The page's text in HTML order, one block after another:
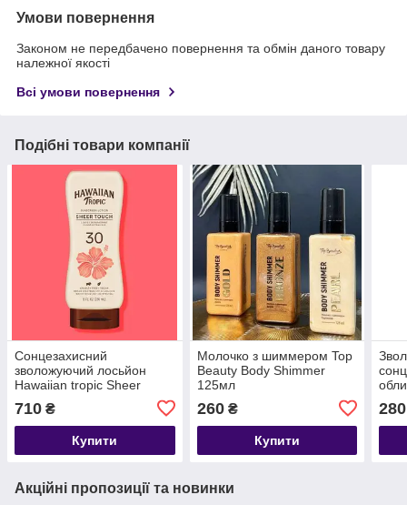
Умови повернення
Законом не передбачено повернення та обмін даного товару
належної якості
Всі умови повернення
Подібні товари компанії
Сонцезахисний
зволожуючий лосьйон
Hawaiian tropic Sheer
Touch Ultra Radiance SPF
30 236мл
710 ₴
Купити
Молочко з шиммером Top
Beauty Body Shimmer
125мл
260₴
Купити
280
Акційні пропозиції та новинки